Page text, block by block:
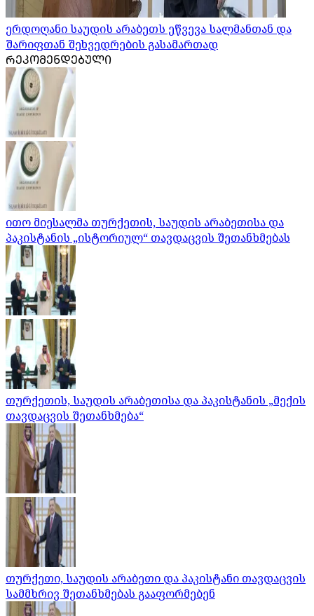
ერდოღანი საუდის არაბეთს ეწვევა სალმანთან და
შარიფთან შეხვედრების გასამართად
ᲠᲔᲙᲝᲛᲔᲜᲓᲔᲑᲣᲚᲘ
ითო მიესალმა თურქეთის, საუდის არაბეთისა და
პაკისტანის „ისტორიულ“ თავდაცვის შეთანხმებას
თურქეთის, საუდის არაბეთისა და პაკისტანის „მექის
თავდაცვის შეთანხმება“
თურქეთი, საუდის არაბეთი და პაკისტანი თავდაცვის
სამმხრივ შეთანხმებას გააფორმებენ